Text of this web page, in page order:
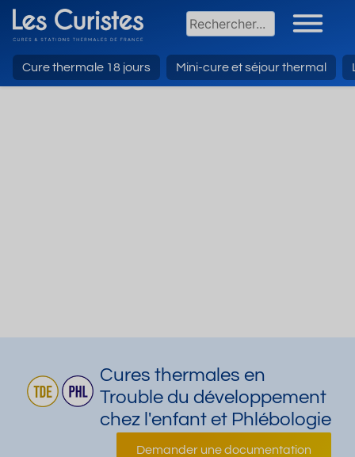
Cure thermale 18 jours Mini-cure et séjour thermal
Cures thermales en
Trouble du développement
chez l'enfant et Phlébologie
Demander une documentation